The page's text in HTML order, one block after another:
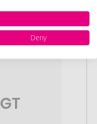
Deny